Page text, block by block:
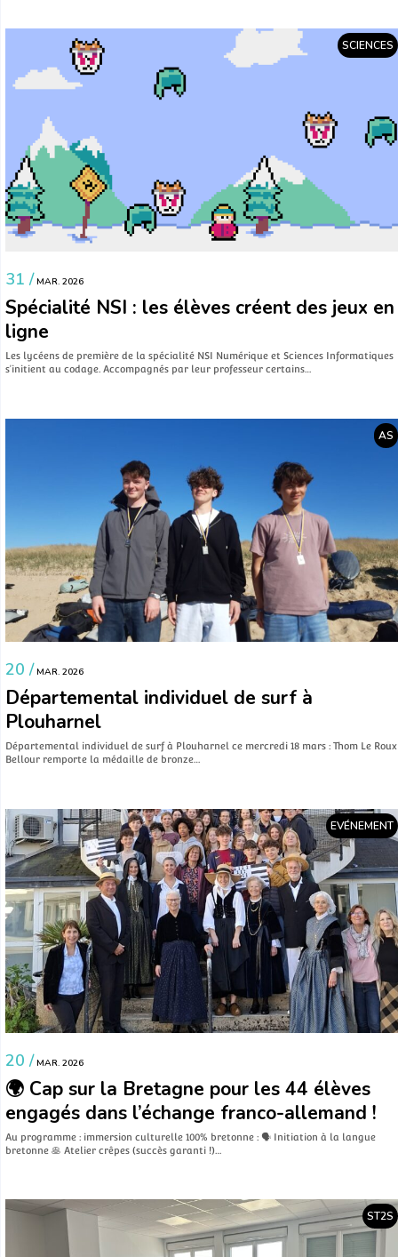
SCIENCES
31 / MAR. 2026
Spécialité NSI : les élèves créent des jeux en
ligne
Les lycéens de première de la spécialité NSI Numérique et Sciences Informatiques
s’initient au codage. Accompagnés par leur professeur certains…
AS
20 / MAR. 2026
Départemental individuel de surf à
Plouharnel
Départemental individuel de surf à Plouharnel ce mercredi 18 mars : Thom Le Roux
Bellour remporte la médaille de bronze…
EVÉNEMENT
20 / MAR. 2026
🌍 Cap sur la Bretagne pour les 44 élèves
engagés dans l’échange franco-allemand !
Au programme : immersion culturelle 100% bretonne : 🗣️ Initiation à la langue
bretonne 🥞 Atelier crêpes (succès garanti !)…
ST2S